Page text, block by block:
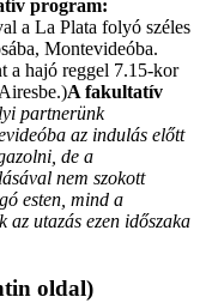
program:
a La Plata folyó széles
Montevideóba.
a hajó reggel 7.15-kor
A fakultatív
partnerünk
az indulás előtt
de a
nem szokott
esten, mind a
az utazás ezen időszaka
oldal)